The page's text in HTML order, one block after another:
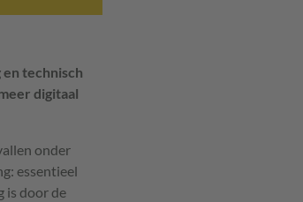
technisch
digitaal
onder
essentieel
is door de